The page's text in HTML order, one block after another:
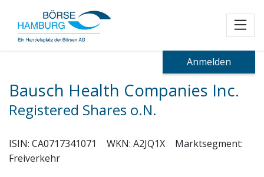
Anmelden
Bausch Health Companies Inc.
Registered Shares o.N.
ISIN: CA0717341071 WKN: A2JQ1X
Marktsegment:
Freiverkehr